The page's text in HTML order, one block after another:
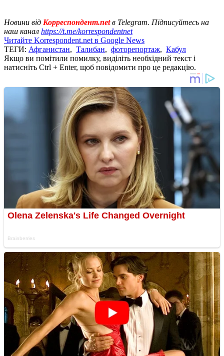
Новини від Корреспондент.netв Telegram. Підписуйтесь на
наш канал https://t.me/korrespondentnet
Читайте Korrespondent.net в Google News
ТЕГИ: Афганистан, Талибан, фоторепортаж, Кабул
Якщо ви помітили помилку, виділіть необхідний текст і
натисніть Ctrl + Enter, щоб повідомити про це редакцію.